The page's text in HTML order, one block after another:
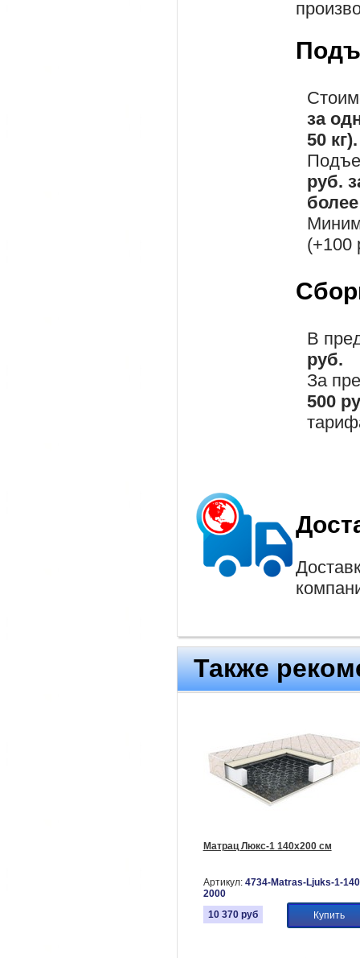
за
50 кг).
руб.
более
(+100
В
руб.
За
500
Также
Матрац Люкс-1 140х200 см
Артикул: 4734-Matras-Ljuks-1-
2000
10 370 руб Купить